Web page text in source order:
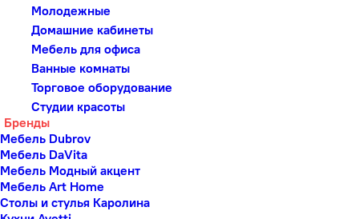
Молодежные
Домашние кабинеты
Мебель для офиса
Ванные комнаты
Торговое оборудование
Студии красоты
Бренды
Мебель Dubrov
Мебель DaVita
Мебель Модный акцент
Мебель Art Home
Столы и стулья Каролина